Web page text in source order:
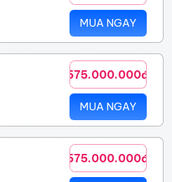
MUA NGAY
575.000.000đ
MUA NGAY
575.000.000đ